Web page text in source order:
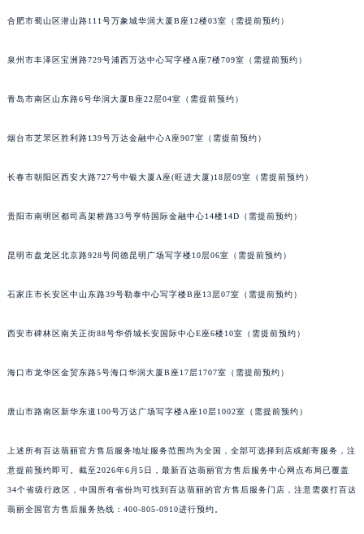
合肥市蜀山区潜山路111号万象城华润大厦B座12楼03室（需提前预约）
泉州市丰泽区宝洲路729号浦西万达中心写字楼A座7楼709室（需提前预约）
青岛市南区山东路6号华润大厦B座22层04室（需提前预约）
烟台市芝罘区胜利路139号万达金融中心A座907室（需提前预约）
长春市朝阳区西安大路727号中银大厦A座(旺进大厦)18层09室（需提前预约）
贵阳市南明区都司高架桥路33号亨特国际金融中心14楼14D（需提前预约）
昆明市盘龙区北京路928号同德昆明广场写字楼10层06室（需提前预约）
石家庄市长安区中山东路39号勒泰中心写字楼B座13层07室（需提前预约）
西安市碑林区南关正街88号华侨城长安国际中心E座6楼10室（需提前预约）
海口市龙华区金贸东路5号海口华润大厦B座17层1707室（需提前预约）
唐山市路南区新华东道100号万达广场写字楼A座10层1002室（需提前预约）
上述所有百达翡丽官方售后服务地址服务范围均为全国，全部可选择到店或邮寄服务，注
意提前预约即可。截至2026年6月5日，最新百达翡丽官方售后服务中心网点布局已覆盖
34个省级行政区，中国所有省份均可找到百达翡丽的官方售后服务门店，注意需拨打百达
翡丽全国官方售后服务热线：400-805-0910进行预约。